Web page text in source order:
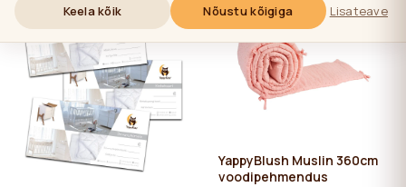
YappyBlush Muslin 360cm
voodipehmendus
kohta lisateabe saamiseks klõpsake nupule "Lisateave".
Võite nõustuda kõigi küpsiste kasutamisega, klõpsates
nupule "Nõustu kõigiga" või lükata need tagasi,
klõpsates nupule "Keela kõik". Kui veebisaidi kasutaja
klõpsab nupule "Keela kõik", salvestatakse veebisaidil
veebisaidi toimimiseks vajalikud tehnilised küpsised, mille
kasutamiseks ei ole vaja kasutaja nõusolekut.
Keela kõik Nõustu kõigiga Lisateave